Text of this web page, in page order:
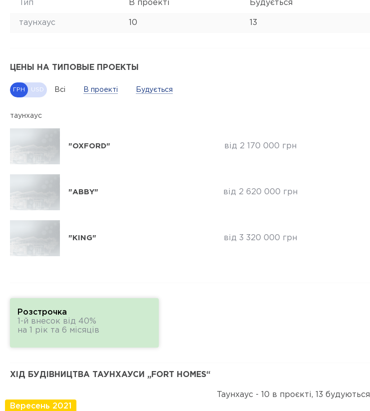
Тип В проекті Будується
таунхаус 10 13
ЦЕНЫ НА ТИПОВЫЕ ПРОЕКТЫ
ГРН USD Всі В проекті Будується
таунхаус
"OXFORD" від 2 170 000 грн
"ABBY" від 2 620 000 грн
"KING" від 3 320 000 грн
Розстрочка
1-й внесок від 40%
на 1 рік та 6 місяців
ХІД БУДІВНИЦТВА ТАУНХАУСИ „FORT HOMES“
Вересень 2021
Таунхаус - 10 в проєкті, 13 будуються